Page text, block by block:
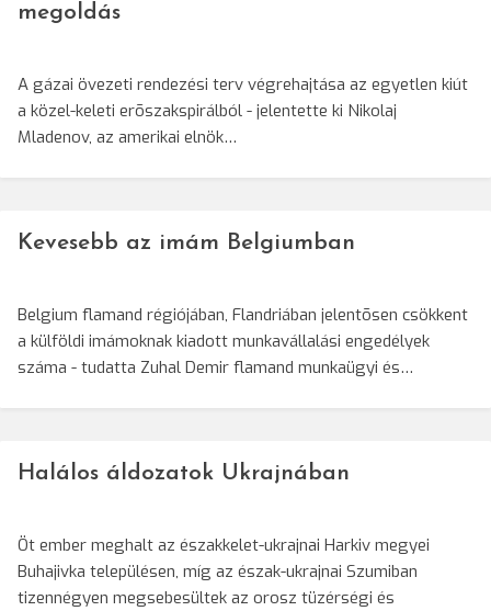
megoldás
A gázai övezeti rendezési terv végrehajtása az egyetlen kiút
a közel-keleti erõszakspirálból - jelentette ki Nikolaj
Mladenov, az amerikai elnök…
Kevesebb az imám Belgiumban
Belgium flamand régiójában, Flandriában jelentõsen csökkent
a külföldi imámoknak kiadott munkavállalási engedélyek
száma - tudatta Zuhal Demir flamand munkaügyi és…
Halálos áldozatok Ukrajnában
Öt ember meghalt az északkelet-ukrajnai Harkiv megyei
Buhajivka településen, míg az észak-ukrajnai Szumiban
tizennégyen megsebesültek az orosz tüzérségi és